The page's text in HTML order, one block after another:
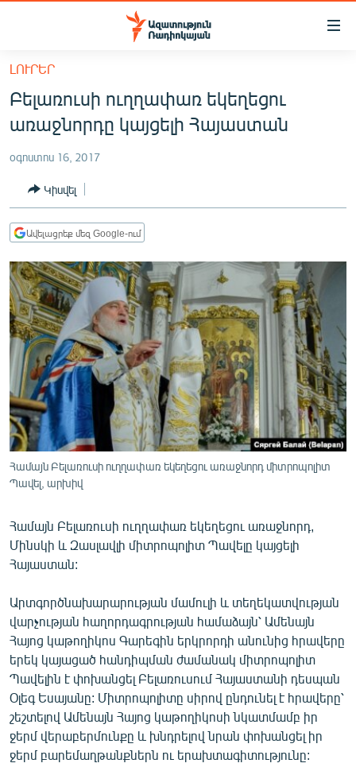
Մատչելիության
հիմնական
բովանդակությանը
հիմնական
մենյուին
ՀԱՅԱՍՏԱՆ
ՔԱՂԱՔԱԿԱՆ
ԸՆՏՐՈՒԹՅՈՒՆՆԵՐ 2026
ԻՐԱՎՈՒՆՔ
ՀԱՍԱՐԱԿՈՒԹՅՈՒՆ
ՂԱՐԱԲԱՂ
ՊԱՏԵՐԱԶՄԻ 6 ՇԱԲԱԹՆԵՐԸ
ՏԱՐԱԾԱՇՐՋԱՆ
ՄԻՋԱԶԳԱՅԻՆ
ՄՇԱԿՈՒՅԹ
ՍՊՈՐՏ
ՄԵԿՆԱԲԱՆՈՒԹՅՈՒՆ
ՏՏ ԵՒ ԻՆՏԵՐՆԵՏ
ԱՐԽԻՎ
ՏԵՍԱՆՅՈՒԹԵՐ
ԲԱՆԱՎԵՃ
ՁԳՏԵԼՈՎ ԼԱՎԱԳՈՒՅՆԻՆ
ՓՈԴՔԱՍԹ
Հայերեն
English
Русский
ԼՈՒՐԵՐ
Բելառուսի ուղղափառ եկեղեցու
առաջնորդը կայցելի Հայաստան
օգոստոս 16, 2017
Կիսվել
Ավելացրեք մեզ Google-ում
Համայն Բելառուսի ուղղափառ եկեղեցու առաջնորդ միտրոպոլիտ
Պավել, արխիվ
Համայն Բելառուսի ուղղափառ եկեղեցու առաջնորդ,
Մինսկի և Զասլավլի միտրոպոլիտ Պավելը կայցելի
Հայաստան:
Արտգործնախարարության մամուլի և տեղեկատվության
վարչության հաղորդագրության համաձայն՝ Ամենայն
Հայոց կաթողիկոս Գարեգին երկրորդի անունից հրավերը
երեկ կայացած հանդիպման ժամանակ միտրոպոլիտ
Պավելին է փոխանցել Բելառուսում Հայաստանի դեսպան
Օլեգ Եսայանը: Միտրոպոլիտը սիրով ընդունել է հրավերը՝
շեշտելով Ամենայն Հայոց կաթողիկոսի նկատմամբ իր
ջերմ վերաբերմունքը և խնդրելով նրան փոխանցել իր
ջերմ բարեմաղթանքներն ու երախտագիտությունը: